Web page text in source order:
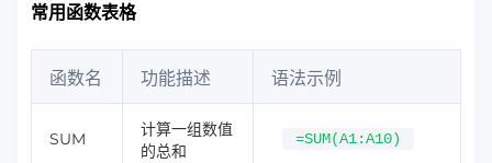
常用函数表格
函数名 功能描述 语法示例
SUM
计算一组数值
的总和
=SUM(A1:A10)